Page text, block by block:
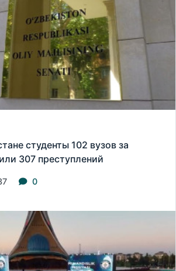
студенты 102 вузов за
307 преступлений
0